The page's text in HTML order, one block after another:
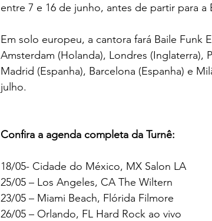
entre 7 e 16 de junho, antes de partir para a
Em solo europeu, a cantora fará Baile Funk
Amsterdam (Holanda), Londres (Inglaterra),
Madrid (Espanha), Barcelona (Espanha) e
julho.
Confira a agenda completa da Turnê:
18/05- Cidade do México, MX Salon LA
25/05 – Los Angeles, CA The Wiltern
23/05 – Miami Beach, Flórida Filmore
26/05 – Orlando, FL Hard Rock ao vivo